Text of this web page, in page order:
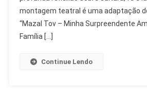
Teatro
Moise
montagem teatral é uma adaptação
“Mazal Tov – Minha Surpreendente
Família […]
Continue Lendo